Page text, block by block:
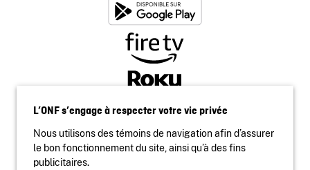
L’ONF s’engage à respecter votre vie privée
Nous utilisons des témoins de navigation afin d’assurer
le bon fonctionnement du site, ainsi qu’à des fins
publicitaires.